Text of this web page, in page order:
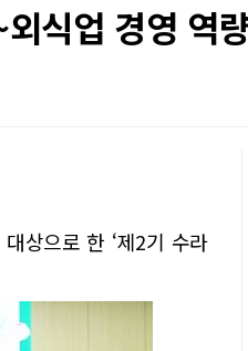
식업 경영 역
상으로 한 ‘제2기 수라